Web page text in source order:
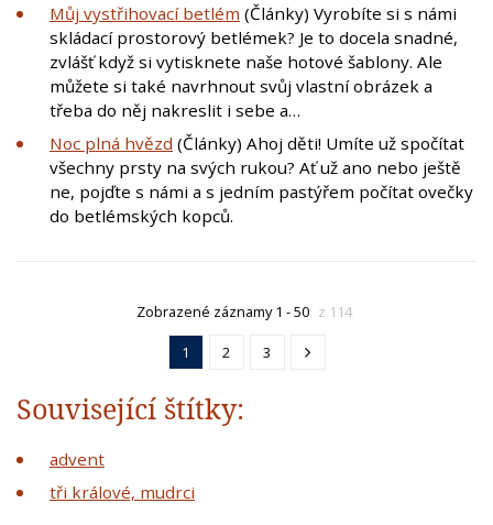
Můj vystřihovací betlém (Články) Vyrobíte si s námi
skládací prostorový betlémek? Je to docela snadné,
zvlášť když si vytisknete naše hotové šablony. Ale
můžete si také navrhnout svůj vlastní obrázek a
třeba do něj nakreslit i sebe a…
Noc plná hvězd (Články) Ahoj děti! Umíte už spočítat
všechny prsty na svých rukou? Ať už ano nebo ještě
ne, pojďte s námi a s jedním pastýřem počítat ovečky
do betlémských kopců.
Zobrazené záznamy 1 - 50 z 114
1 2 3
Související štítky:
advent
tři králové, mudrci